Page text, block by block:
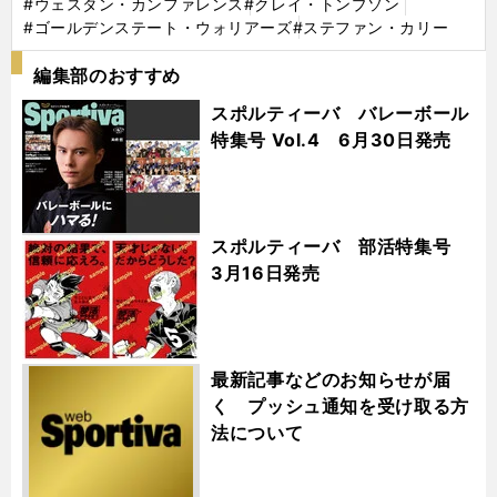
#ウェスタン・カンファレンス#クレイ・トンプソン
#ゴールデンステート・ウォリアーズ#ステファン・カリー
編集部のおすすめ
スポルティーバ バレーボール
特集号 Vol.4 6月30日発売
スポルティーバ 部活特集号
3月16日発売
最新記事などのお知らせが届
く プッシュ通知を受け取る方
法について